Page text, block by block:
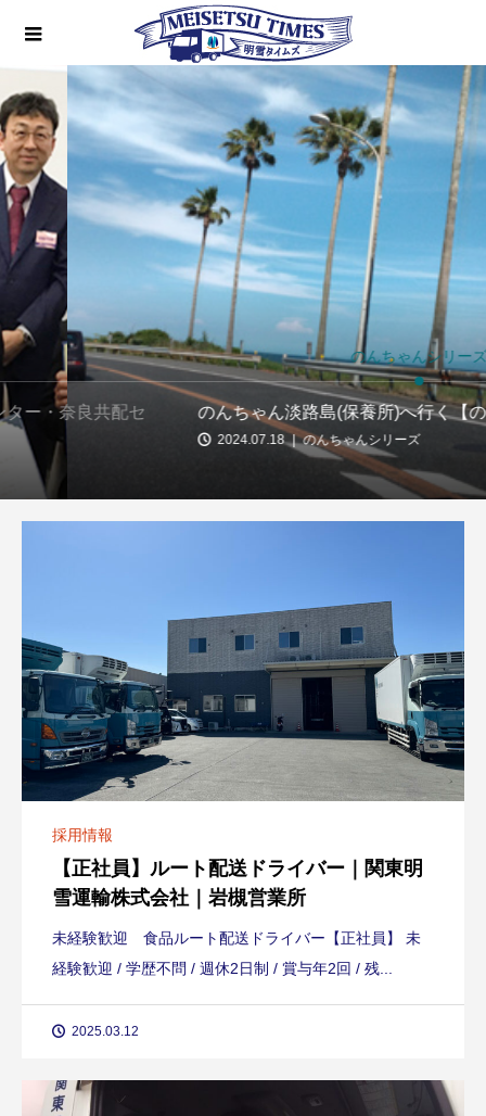
のんちゃんシリーズ
のんちゃん淡路島(保養所)へ行く【のんちゃんseries】
2024.07.18 のんちゃんシリーズ
採用情報
【正社員】ルート配送ドライバー｜関東明
雪運輸株式会社｜岩槻営業所
未経験歓迎 食品ルート配送ドライバー【正社員】 未
経験歓迎 / 学歴不問 / 週休2日制 / 賞与年2回 / 残...
2025.03.12